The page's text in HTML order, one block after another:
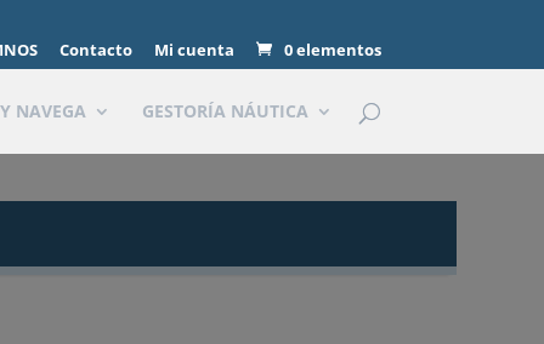
Contacto Mi cuenta 0 elementos
NAVEGA GESTORÍA NÁUTICA